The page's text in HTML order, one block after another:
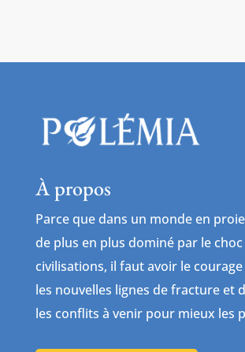
À propos
Parce que dans un monde en
de plus en plus dominé par le choc
civilisations, il faut avoir le
les nouvelles lignes de fracture et
les conflits à venir pour mieux les